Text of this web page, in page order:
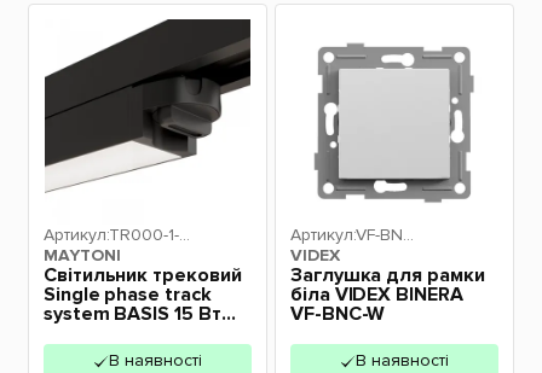
MAYTONI
Артикул:TR000-1-15
W4K-B
Світильник трековий
Single phase track
system BASIS 15 Вт
15W4K-B MAYTONI
В наявності
VIDEX
Артикул:VF-BNC
Заглушка для рамки
біла VIDEX BINERA
VF-BNC-W
В наявності